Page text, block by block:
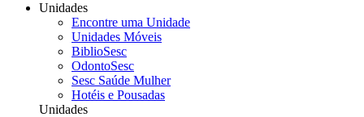
Unidades
Encontre uma Unidade
Unidades Móveis
BiblioSesc
OdontoSesc
Sesc Saúde Mulher
Hotéis e Pousadas
Unidades